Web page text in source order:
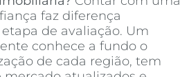
faz diferença
de avaliação. Um
conhece a fundo o
de cada região, tem